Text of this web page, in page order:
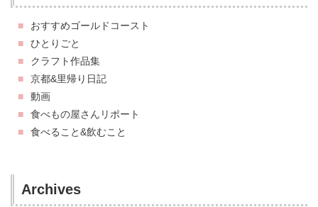
おすすめゴールドコースト
ひとりごと
クラフト作品集
京都&里帰り日記
動画
食べもの屋さんリポート
食べること&飲むこと
Archives